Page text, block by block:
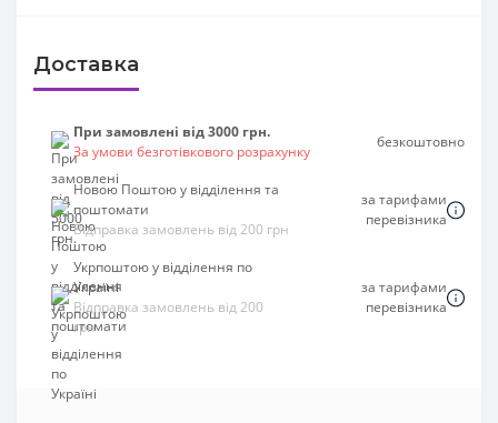
Доставка
При замовлені від 3000 грн.
За умови безготівкового розрахунку
безкоштовно
Новою Поштою у відділення та
поштомати
Відправка замовлень від 200 грн
за тарифами
перевізника
Укрпоштою у відділення по
Україні
Відправка замовлень від 200
грн
за тарифами
перевізника